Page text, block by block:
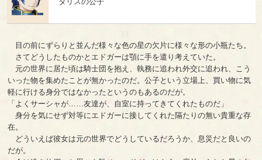
目の前にずらりと並んだ様々な色の星の欠片に様々な形の小瓶たち。
さてどうしたものかとエドガーは顎に手を遣り考えていた。
元の世界に居た頃は騎士団を抱え、執務に追われ外交に追われ、こう
いった物を集めたことが無かったのだ。公子という立場上、買い物に気
軽に行ける身分ではなかったというのもあるのだが。
「よくサーシャが……友達が、自室に持ってきてくれたものだ」
身分を気にせず対等にエドガーに接してくれた隔たりの無い貴重な存
在。
どういえば彼女は元の世界でどうしているだろうか、息災だと良いの
だが。